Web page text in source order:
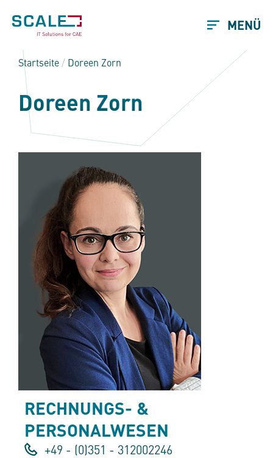
MENÜ
Startseite / Doreen Zorn
Doreen Zorn
RECHNUNGS- &
PERSONALWESEN
+49 - (0)351 - 312002246